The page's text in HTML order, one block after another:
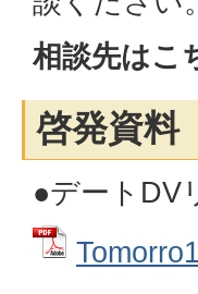
相談先はこ
啓発資料
●デートDV